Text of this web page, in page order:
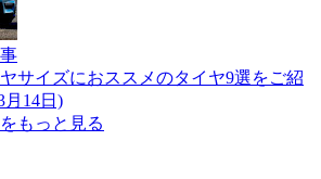
サイズにおススメのタイヤ9選をご紹
月14日)
もっと見る